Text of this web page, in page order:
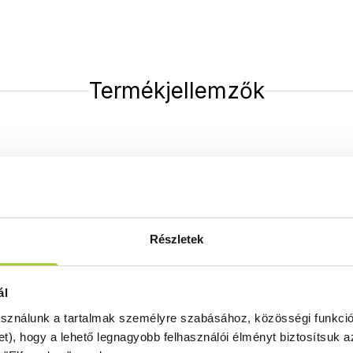
Részletek
a tartalmak személyre szabásához, közösségi
hogy a lehető legnagyobb felhasználói élményt biztosítsuk
Termékjellemzők
Termékeinket alapáron átlátszó üveggel
Easy Clean